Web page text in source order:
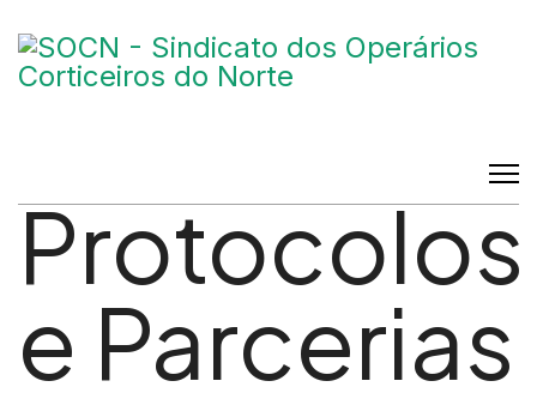
Protocolos
e Parcerias